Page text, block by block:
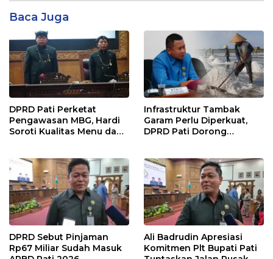
Baca Juga
DPRD Pati Perketat
Pengawasan MBG, Hardi
Soroti Kualitas Menu dan
Infrastruktur Tambak
Garam Perlu Diperkuat,
DPRD Pati Dorong
DPRD Sebut Pinjaman
Rp67 Miliar Sudah Masuk
Ali Badrudin Apresiasi
Komitmen Plt Bupati Pati